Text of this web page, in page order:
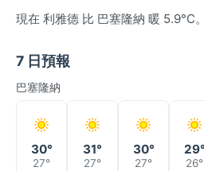
現在 利雅德 比 巴塞隆納 暖 5.9°C。
7 日預報
巴塞隆納
30°
27°
31°
27°
30°
27°
29°
26°